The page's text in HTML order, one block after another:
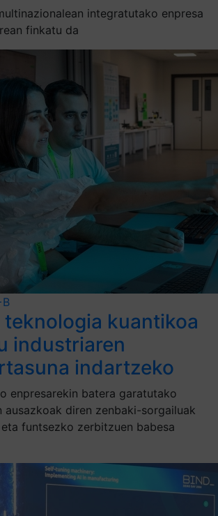
integratutako enpresa
finkatu da
kuantikoa
industriaren
indartzeko
enpresarekin batera garatutako
ausazkoak diren zenbaki-sorgailuak
funtsezko zerbitzuen babesa